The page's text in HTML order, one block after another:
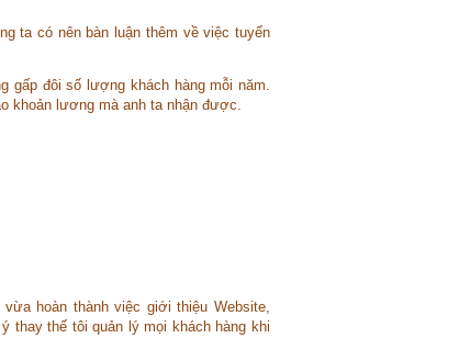
ta có nên bàn luận thêm về việc tuyển
gấp đôi số lượng khách hàng mỗi năm.
khoản lương mà anh ta nhận được.
hoàn thành việc giới thiệu Website,
thay thế tôi quản lý mọi khách hàng khi